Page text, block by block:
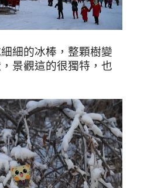
細的冰棒，整顆樹變
景觀這的很獨特，也